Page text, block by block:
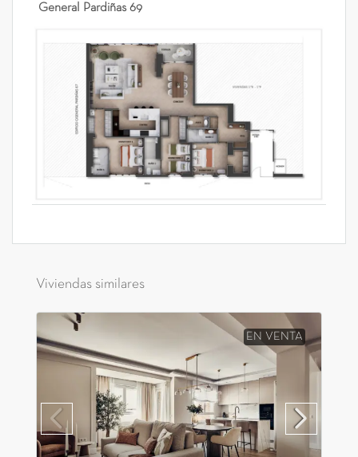
General Pardiñas 69
Viviendas similares
EN VENTA